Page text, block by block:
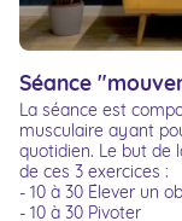
Séance
La séance est
musculaire ayant
quotidien. Le but de
de ces 3 exercices :
- 10 à 30 Élever un
- 10 à 30 Pivoter